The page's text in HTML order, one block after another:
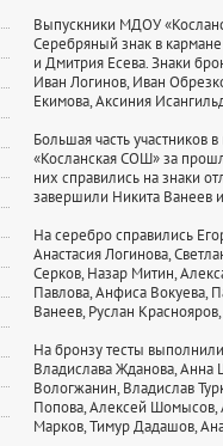
Выпускники МДОУ
Серебряный знак в
и Дмитрия Есева. Знаки
Иван Логинов, Иван
Екимова, Аксиния
Большая часть
«Косланская СОШ» за
них справились на знаки
завершили Никита Ванеев
На серебро справились
Анастасия Логинова,
Серков, Назар Митин,
Павлова, Анфиса Вокуева,
Ванеев, Руслан
На бронзу тесты
Владислава Жданова,
Вологжанин, Владислав
Попова, Алексей Шомысов,
Марков, Тимур Дадашов,